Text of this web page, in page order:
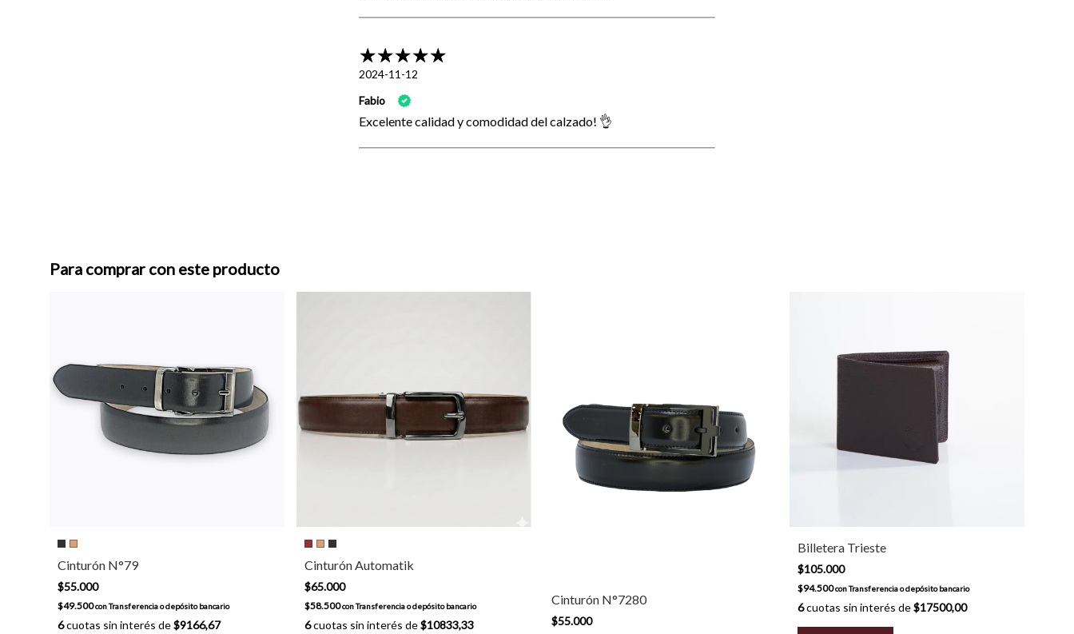
2024-11-12
Fabio
Excelente calidad y comodidad del calzado! 👌
Para comprar con este producto
Cinturón N°79
$55.000
$49.500conTransferencia o depósito bancario
6cuotas sin interés de$9166,67
Cinturón Automatik
$65.000
$58.500conTransferencia o depósito bancario
6cuotas sin interés de$10833,33
Cinturón N°7280
$55.000
Billetera Trieste
$105.000
$94.500conTransferencia o depósito bancario
6cuotas sin interés de$17500,00